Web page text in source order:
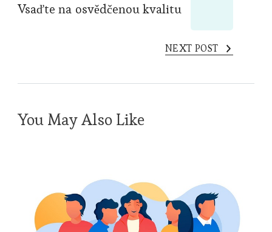
Vsaďte na osvědčenou kvalitu
NEXT POST
You May Also Like